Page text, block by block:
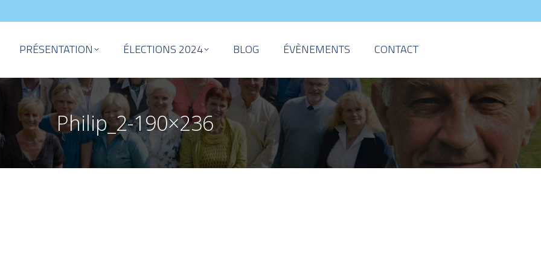
PRÉSENTATION ÉLECTIONS 2024 BLOG ÉVÈNEMENTS CONTACT
Philip_2-190×236